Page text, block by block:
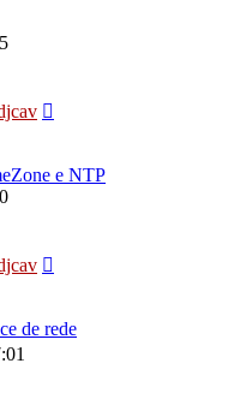
e NTP
de rede